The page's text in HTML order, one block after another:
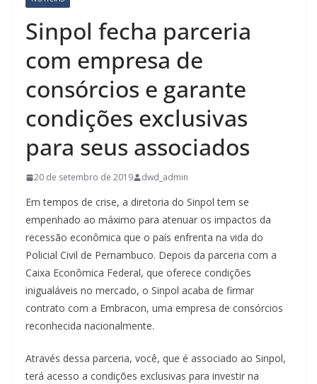
Sinpol fecha parceria
com empresa de
consórcios e garante
condições exclusivas
para seus associados
20 de setembro de 2019 dwd_admin
Em tempos de crise, a diretoria do Sinpol tem se
empenhado ao máximo para atenuar os impactos da
recessão econômica que o país enfrenta na vida do
Policial Civil de Pernambuco. Depois da parceria com a
Caixa Econômica Federal, que oferece condições
inigualáveis no mercado, o Sinpol acaba de firmar
contrato com a Embracon, uma empresa de consórcios
reconhecida nacionalmente.
Através dessa parceria, você, que é associado ao Sinpol,
terá acesso a condições exclusivas para investir na